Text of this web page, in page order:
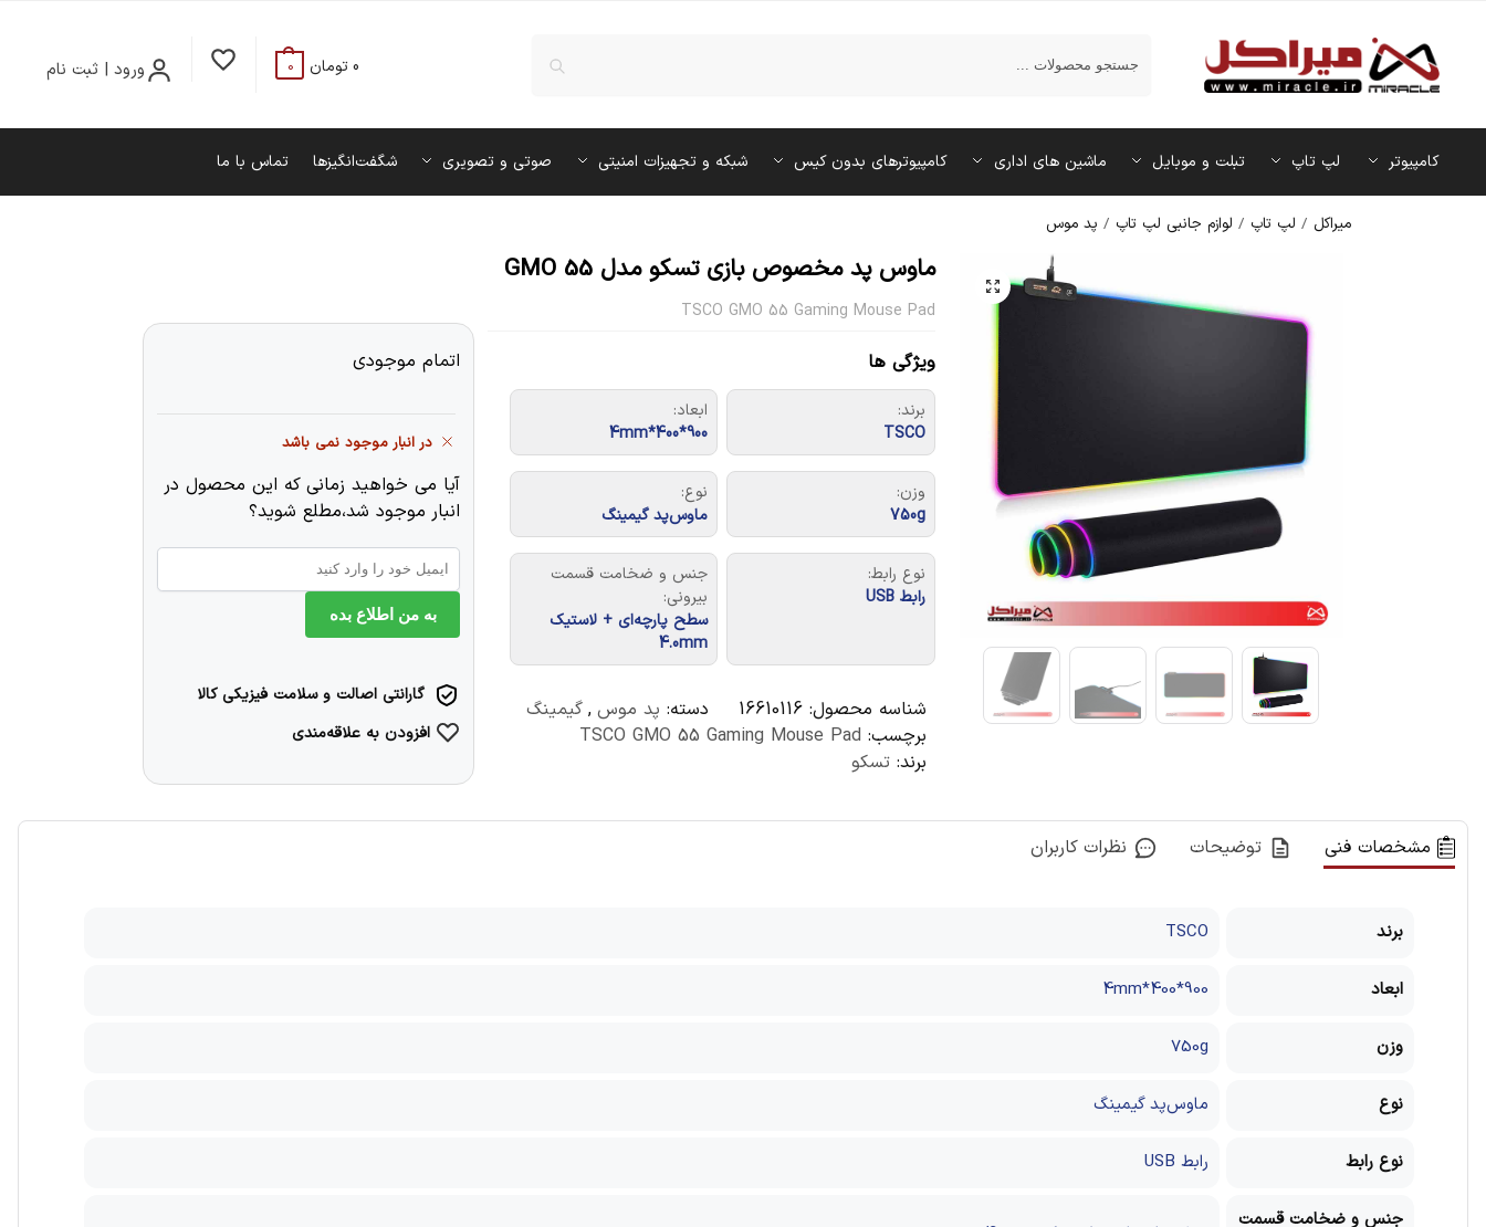
ورود | ثبت نام 0 تومان 0
کامپیوتر لپ تاپ تبلت و موبایل ماشین‌ های اداری کامپیوترهای بدون کیس شبکه و تجهیزات امنیتی صوتی و تصویری شگفت‌انگیزها تماس با ما
میراکل / لپ تاپ / لوازم جانبی لپ تاپ / پد موس
ماوس پد مخصوص بازی تسکو مدل GMO 55
TSCO GMO 55 Gaming Mouse Pad
ویژگی ها
برند:
TSCO
ابعاد:
900*400*4mm
وزن:
750g
نوع:
ماوس‌پد گیمینگ
نوع رابط:
رابط USB
جنس و ضخامت قسمت
بیرونی:
سطح پارچه‌ای + لاستیک
4.0mm
شناسه محصول:16610116 دسته: پد موس ,گیمینگ
برچسب: TSCO GMO 55 Gaming Mouse Pad
برند:تسکو
اتمام موجودی
در انبار موجود نمی باشد
آیا می خواهید زمانی که این محصول در
انبار موجود شد،مطلع شوید؟
به من اطلاع بده
گارانتی اصالت و سلامت فیزیکی کالا
افزودن به علاقه‌مندی
مشخصات فنی توضیحات نظرات کاربران
برند TSCO
ابعاد 900*400*4mm
وزن 750g
نوع ماوس‌پد گیمینگ
نوع رابط رابط USB
جنس و ضخامت قسمت